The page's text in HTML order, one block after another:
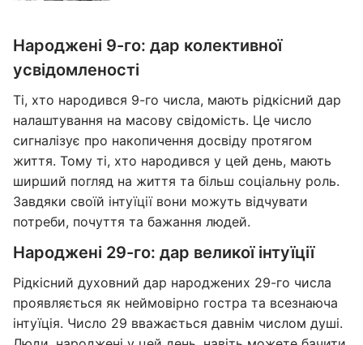
Народжені 9-го: дар колективної
усвідомленості
Ті, хто народився 9-го числа, мають рідкісний дар
налаштування на масову свідомість. Це число
сигналізує про накопичення досвіду протягом
життя. Тому ті, хто народився у цей день, мають
ширший погляд на життя та більш соціальну роль.
Завдяки своїй інтуїції вони можуть відчувати
потреби, почуття та бажання людей.
Народжені 29-го: дар великої інтуїції
Рідкісний духовний дар народжених 29-го числа
проявляється як неймовірно гостра та всезнаюча
інтуїція. Число 29 вважається давнім числом душі.